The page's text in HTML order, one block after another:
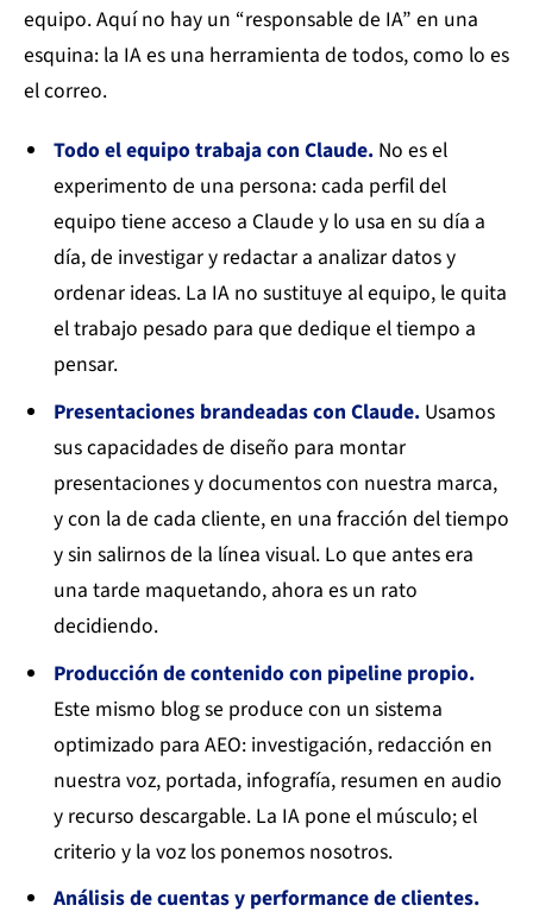
equipo. Aquí no hay un “responsable de IA” en una
esquina: la IA es una herramienta de todos, como lo es
el correo.
Todo el equipo trabaja con Claude.No es el
experimento de una persona: cada perfil del
equipo tiene acceso a Claude y lo usa en su día a
día, de investigar y redactar a analizar datos y
ordenar ideas. La IA no sustituye al equipo, le quita
el trabajo pesado para que dedique el tiempo a
pensar.
Presentaciones brandeadas con Claude.Usamos
sus capacidades de diseño para montar
presentaciones y documentos con nuestra marca,
y con la de cada cliente, en una fracción del tiempo
y sin salirnos de la línea visual. Lo que antes era
una tarde maquetando, ahora es un rato
decidiendo.
Producción de contenido con pipeline propio.
Este mismo blog se produce con un sistema
optimizado para AEO: investigación, redacción en
nuestra voz, portada, infografía, resumen en audio
y recurso descargable. La IA pone el músculo; el
criterio y la voz los ponemos nosotros.
Análisis de cuentas y performance de clientes.